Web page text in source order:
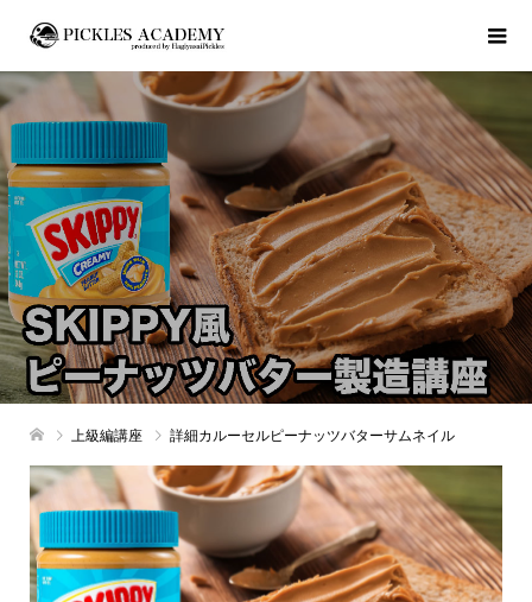
上級編講座 詳細カルーセルピーナッツバターサムネイル